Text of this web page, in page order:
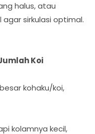
halus, atau
sirkulasi optimal.
Koi
kohaku/koi,
kolamnya kecil,